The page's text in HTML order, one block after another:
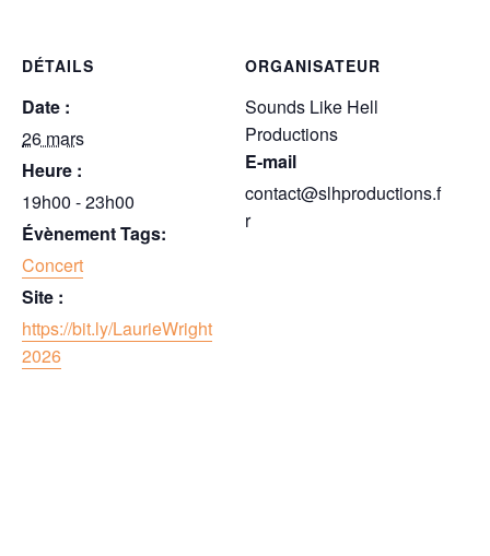
DÉTAILS
Date :
26 mars
Heure :
19h00 - 23h00
Évènement Tags:
Concert
Site :
https://bit.ly/LaurieWright
2026
ORGANISATEUR
Sounds Like Hell
Productions
E-mail
contact@slhproductions.f
r